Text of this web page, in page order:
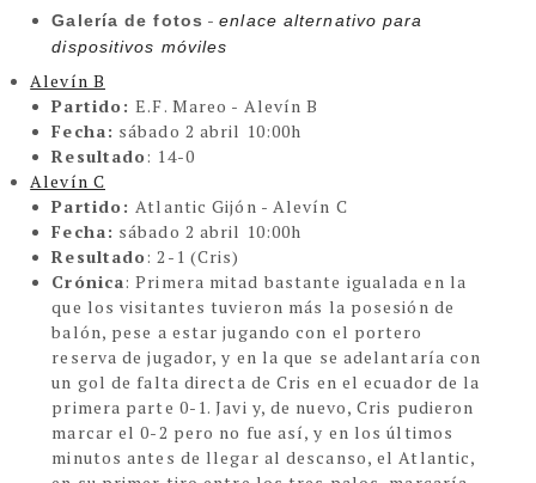
Galería de fotos -enlace alternativo para
dispositivos móviles
Alevín B
Partido:E.F. Mareo - Alevín B
Fecha: sábado 2 abril 10:00h
Resultado: 14-0
Alevín C
Partido:Atlantic Gijón - Alevín C
Fecha: sábado 2 abril 10:00h
Resultado: 2-1 (Cris)
Crónica:Primera mitad bastante igualada en la
que los visitantes tuvieron más la posesión de
balón, pese a estar jugando con el portero
reserva de jugador, y en la que se adelantaría con
un gol de falta directa de Cris en el ecuador de la
primera parte 0-1. Javi y, de nuevo, Cris pudieron
marcar el 0-2 pero no fue así, y en los últimos
minutos antes de llegar al descanso, el Atlantic,